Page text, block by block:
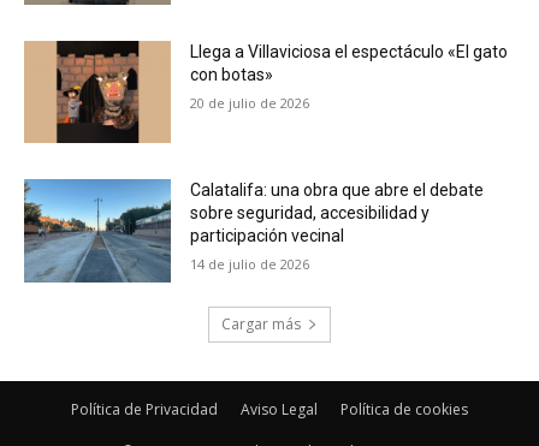
Llega a Villaviciosa el espectáculo «El gato
con botas»
20 de julio de 2026
Calatalifa: una obra que abre el debate
sobre seguridad, accesibilidad y
participación vecinal
14 de julio de 2026
Cargar más
Política de Privacidad Aviso Legal Política de cookies